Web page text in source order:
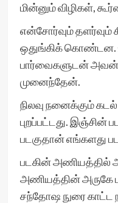
மின்னும் விழிகள்,
என்சோர்வும் தளர்வும்
ஒதுங்கிக் கொண்டன.
பார்வைகளுடன் அவன்
முனைந்தேன்.
நிலவு நனைக்கும்
புறப்பட்டது. இஞ்சின்
படகுதான் எங்களது
படகின்
அணியத்தின் அருகே
சந்தோஷ நுரை காட்ட